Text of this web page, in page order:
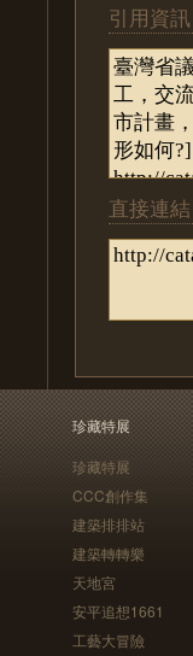
引用資訊
直接連結
珍藏特展
珍藏特展
CCC創作集
建築排排站
建築轉轉樂
天地宮
安平追想1661
工藝大冒險